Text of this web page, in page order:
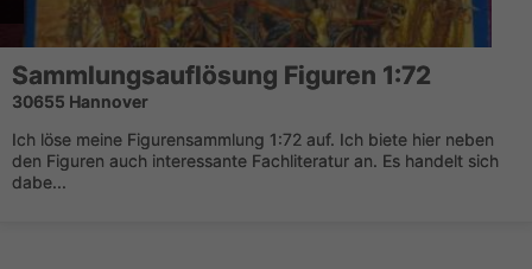
Sammlungsauflösung Figuren 1:72
30655 Hannover
Ich löse meine Figurensammlung 1:72 auf. Ich biete hier neben
den Figuren auch interessante Fachliteratur an. Es handelt sich
dabe...